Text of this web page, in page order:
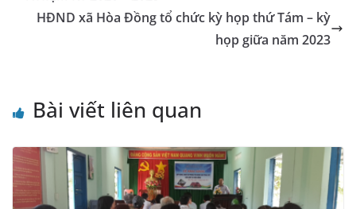
sl
at
HĐND xã Hòa Đồng tổ chức kỳ họp thứ Tám – kỳ
họp giữa năm 2023
Bài viết liên quan